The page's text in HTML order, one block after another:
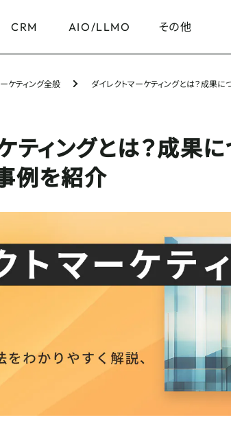
CRM AIO/LLMO その他
MAツール
Google
SEO
ケティング全般 ダイレクトマーケティングとは？成果
ティングとは？成果
例を紹介